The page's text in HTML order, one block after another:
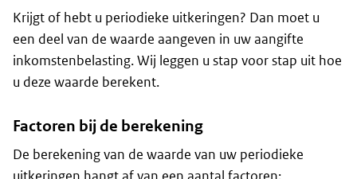
Krijgt of hebt u periodieke uitkeringen? Dan moet u
een deel van de waarde aangeven in uw aangifte
inkomstenbelasting. Wij leggen u stap voor stap uit hoe
u deze waarde berekent.
Factoren bij de berekening
De berekening van de waarde van uw periodieke